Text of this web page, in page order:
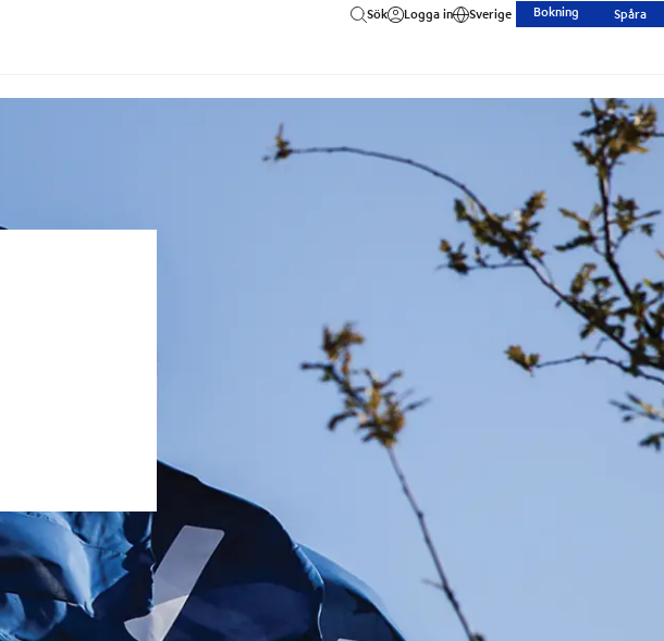
Sök Logga in Sverige Bokning Spåra